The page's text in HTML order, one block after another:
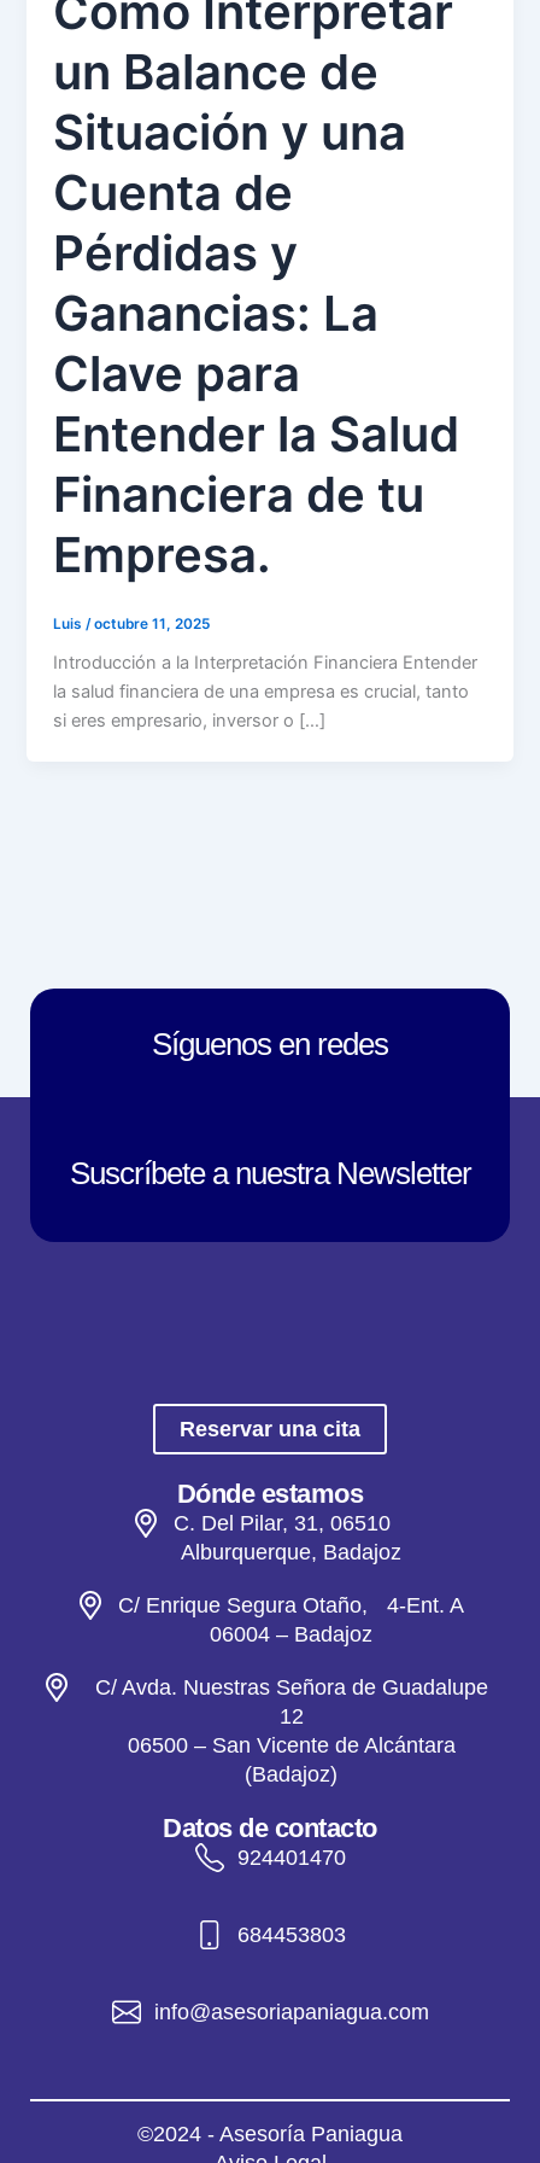
un Balance de
Situación y una
Cuenta de
Pérdidas y
Ganancias: La
Clave para
Entender la Salud
Financiera de tu
Empresa.
Luis /octubre 11, 2025
Introducción a la Interpretación Financiera Entender
la salud financiera de una empresa es crucial, tanto
si eres empresario, inversor o […]
Síguenos en redes
Suscríbete a nuestra Newsletter
Reservar una cita
Dónde estamos
C. Del Pilar, 31, 06510
Alburquerque, Badajoz
C/ Enrique Segura Otaño, 4-Ent. A
06004 – Badajoz
C/ Avda. Nuestras Señora de Guadalupe
12
06500 – San Vicente de Alcántara
(Badajoz)
Datos de contacto
924401470
684453803
info@asesoriapaniagua.com
©2024 - Asesoría Paniagua